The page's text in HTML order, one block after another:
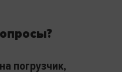
погрузчик,